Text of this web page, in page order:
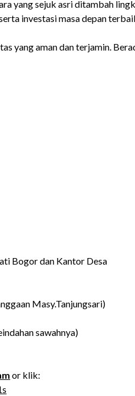
yang sejuk asri ditambah
investasi masa depan
yang aman dan terjamin.
Bogor dan Kantor Desa
Masy.Tanjungsari)
sawahnya)
or klik: